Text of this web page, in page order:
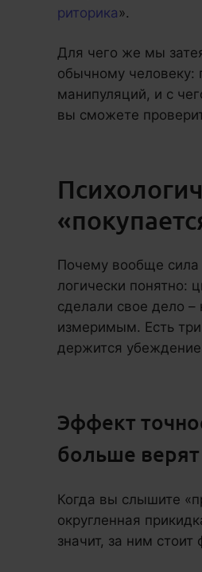
риторика».
Для чего же мы
обычному человеку:
манипуляций, и с
вы сможете
Почему вообще сила
логически понятно:
сделали свое дело
измеримым. Есть
держится
Эффект
больше верят
Когда вы слышите
округленная
значит, за ним стоит